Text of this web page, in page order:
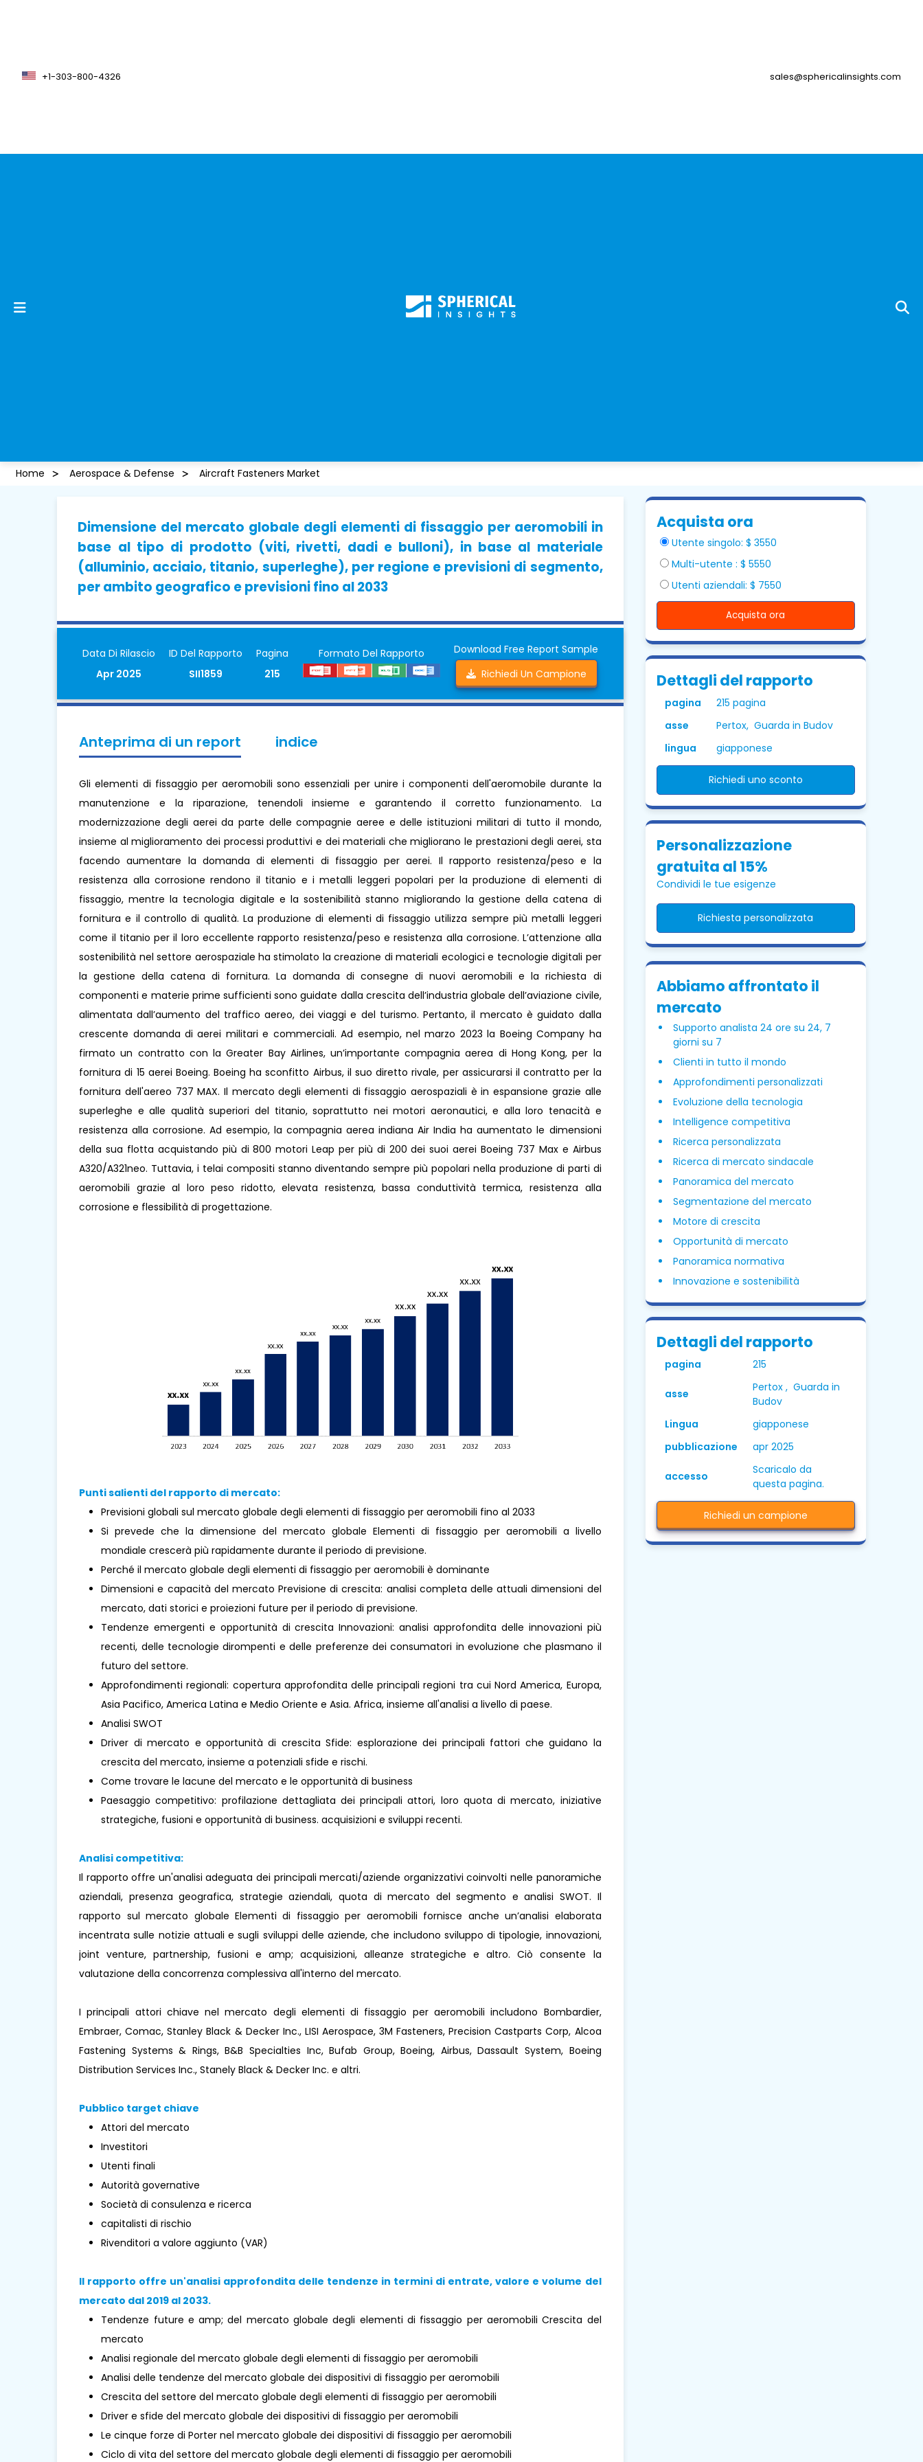
+1-303-800-4326 sales@sphericalinsights.com
Home Aerospace & Defense Aircraft Fasteners Market
Dimensione del mercato globale degli elementi di fissaggio per aeromobili in
base al tipo di prodotto (viti, rivetti, dadi e bulloni), in base al materiale
(alluminio, acciaio, titanio, superleghe), per regione e previsioni di segmento,
per ambito geografico e previsioni fino al 2033
Data Di Rilascio
Apr 2025
ID Del Rapporto
SII1859
Pagina
215
Formato Del Rapporto
Download Free Report Sample
Richiedi Un Campione
Anteprima di un report indice
Gli elementi di fissaggio per aeromobili sono essenziali per unire i componenti dell'aeromobile durante la
manutenzione e la riparazione, tenendoli insieme e garantendo il corretto funzionamento. La
modernizzazione degli aerei da parte delle compagnie aeree e delle istituzioni militari di tutto il mondo,
insieme al miglioramento dei processi produttivi e dei materiali che migliorano le prestazioni degli aerei, sta
facendo aumentare la domanda di elementi di fissaggio per aerei. Il rapporto resistenza/peso e la
resistenza alla corrosione rendono il titanio e i metalli leggeri popolari per la produzione di elementi di
fissaggio, mentre la tecnologia digitale e la sostenibilità stanno migliorando la gestione della catena di
fornitura e il controllo di qualità. La produzione di elementi di fissaggio utilizza sempre più metalli leggeri
come il titanio per il loro eccellente rapporto resistenza/peso e resistenza alla corrosione. L’attenzione alla
sostenibilità nel settore aerospaziale ha stimolato la creazione di materiali ecologici e tecnologie digitali per
la gestione della catena di fornitura. La domanda di consegne di nuovi aeromobili e la richiesta di
componenti e materie prime sufficienti sono guidate dalla crescita dell’industria globale dell’aviazione civile,
alimentata dall’aumento del traffico aereo, dei viaggi e del turismo. Pertanto, il mercato è guidato dalla
crescente domanda di aerei militari e commerciali. Ad esempio, nel marzo 2023 la Boeing Company ha
firmato un contratto con la Greater Bay Airlines, un’importante compagnia aerea di Hong Kong, per la
fornitura di 15 aerei Boeing. Boeing ha sconfitto Airbus, il suo diretto rivale, per assicurarsi il contratto per la
fornitura dell'aereo 737 MAX. Il mercato degli elementi di fissaggio aerospaziali è in espansione grazie alle
superleghe e alle qualità superiori del titanio, soprattutto nei motori aeronautici, e alla loro tenacità e
resistenza alla corrosione. Ad esempio, la compagnia aerea indiana Air India ha aumentato le dimensioni
della sua flotta acquistando più di 800 motori Leap per più di 200 dei suoi aerei Boeing 737 Max e Airbus
A320/A321neo. Tuttavia, i telai compositi stanno diventando sempre più popolari nella produzione di parti di
aeromobili grazie al loro peso ridotto, elevata resistenza, bassa conduttività termica, resistenza alla
corrosione e flessibilità di progettazione.
Punti salienti del rapporto di mercato:
Previsioni globali sul mercato globale degli elementi di fissaggio per aeromobili fino al 2033
Si prevede che la dimensione del mercato globale Elementi di fissaggio per aeromobili a livello
mondiale crescerà più rapidamente durante il periodo di previsione.
Perché il mercato globale degli elementi di fissaggio per aeromobili è dominante
Dimensioni e capacità del mercato Previsione di crescita: analisi completa delle attuali dimensioni del
mercato, dati storici e proiezioni future per il periodo di previsione.
Tendenze emergenti e opportunità di crescita Innovazioni: analisi approfondita delle innovazioni più
recenti, delle tecnologie dirompenti e delle preferenze dei consumatori in evoluzione che plasmano il
futuro del settore.
Approfondimenti regionali: copertura approfondita delle principali regioni tra cui Nord America, Europa,
Asia Pacifico, America Latina e Medio Oriente e Asia. Africa, insieme all'analisi a livello di paese.
Analisi SWOT
Driver di mercato e opportunità di crescita Sfide: esplorazione dei principali fattori che guidano la
crescita del mercato, insieme a potenziali sfide e rischi.
Come trovare le lacune del mercato e le opportunità di business
Paesaggio competitivo: profilazione dettagliata dei principali attori, loro quota di mercato, iniziative
strategiche, fusioni e opportunità di business. acquisizioni e sviluppi recenti.
Analisi competitiva:
Il rapporto offre un'analisi adeguata dei principali mercati/aziende organizzativi coinvolti nelle panoramiche
aziendali, presenza geografica, strategie aziendali, quota di mercato del segmento e analisi SWOT. Il
rapporto sul mercato globale Elementi di fissaggio per aeromobili fornisce anche un’analisi elaborata
incentrata sulle notizie attuali e sugli sviluppi delle aziende, che includono sviluppo di tipologie, innovazioni,
joint venture, partnership, fusioni e amp; acquisizioni, alleanze strategiche e altro. Ciò consente la
valutazione della concorrenza complessiva all'interno del mercato.
I principali attori chiave nel mercato degli elementi di fissaggio per aeromobili includono Bombardier,
Embraer, Comac, Stanley Black & Decker Inc., LISI Aerospace, 3M Fasteners, Precision Castparts Corp, Alcoa
Fastening Systems & Rings, B&B Specialties Inc, Bufab Group, Boeing, Airbus, Dassault System, Boeing
Distribution Services Inc., Stanely Black & Decker Inc. e altri.
Pubblico target chiave
Attori del mercato
Investitori
Utenti finali
Autorità governative
Società di consulenza e ricerca
capitalisti di rischio
Rivenditori a valore aggiunto (VAR)
Il rapporto offre un'analisi approfondita delle tendenze in termini di entrate, valore e volume del
mercato dal 2019 al 2033.
Tendenze future e amp; del mercato globale degli elementi di fissaggio per aeromobili Crescita del
mercato
Analisi regionale del mercato globale degli elementi di fissaggio per aeromobili
Analisi delle tendenze del mercato globale dei dispositivi di fissaggio per aeromobili
Crescita del settore del mercato globale degli elementi di fissaggio per aeromobili
Driver e sfide del mercato globale dei dispositivi di fissaggio per aeromobili
Le cinque forze di Porter nel mercato globale dei dispositivi di fissaggio per aeromobili
Ciclo di vita del settore del mercato globale degli elementi di fissaggio per aeromobili
Acquista ora
Utente singolo: $ 3550
Multi-utente : $ 5550
Utenti aziendali: $ 7550
Acquista ora
Dettagli del rapporto
pagina
215 pagina
asse
Pertox, Guarda in Budov
lingua
giapponese
Richiedi uno sconto
Personalizzazione
gratuita al 15%
Condividi le tue esigenze
Richiesta personalizzata
Abbiamo affrontato il
mercato
Supporto analista 24 ore su 24, 7
giorni su 7
Clienti in tutto il mondo
Approfondimenti personalizzati
Evoluzione della tecnologia
Intelligence competitiva
Ricerca personalizzata
Ricerca di mercato sindacale
Panoramica del mercato
Segmentazione del mercato
Motore di crescita
Opportunità di mercato
Panoramica normativa
Innovazione e sostenibilità
Dettagli del rapporto
pagina 215
asse
Pertox , Guarda in
Budov
Lingua
giapponese
pubblicazione
apr 2025
accesso
Scaricalo da
questa pagina.
Richiedi un campione